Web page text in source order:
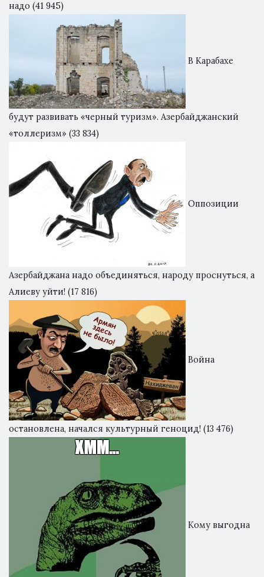
надо (41 945)
В Карабахе
будут развивать «черный туризм». Азербайджанский
«толлеризм» (33 834)
Оппозиции
Азербайджана надо объединяться, народу проснуться, а
Алиеву уйти! (17 816)
Война
остановлена, начался культурный геноцид! (13 476)
Кому выгодна